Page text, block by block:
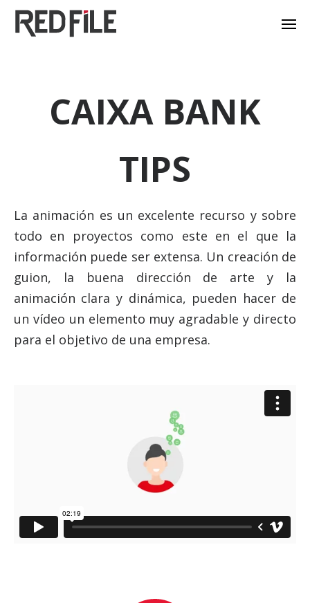
CAIXA BANK
TIPS
La animación es un excelente recurso y sobre
todo en proyectos como este en el que la
información puede ser extensa. Un creación de
guion, la buena dirección de arte y la
animación clara y dinámica, pueden hacer de
un vídeo un elemento muy agradable y directo
para el objetivo de una empresa.